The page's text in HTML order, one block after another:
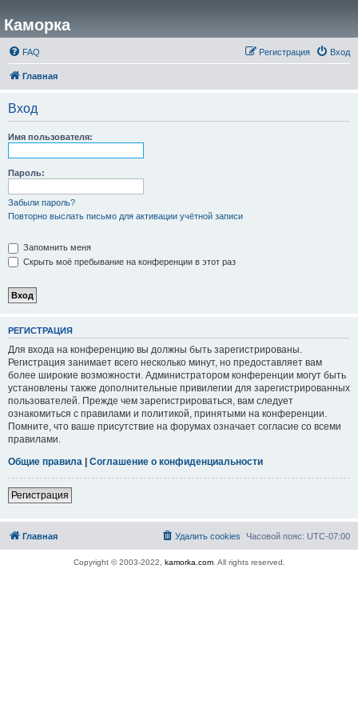
Каморка
FAQ Вход
Регистрация
Главная
Вход
Имя пользователя:
Пароль:
Забыли пароль?
Повторно выслать письмо для активации учётной записи
Запомнить меня
Скрыть моё пребывание на конференции в этот раз
РЕГИСТРАЦИЯ
Для входа на конференцию вы должны быть зарегистрированы.
Регистрация занимает всего несколько минут, но предоставляет вам
более широкие возможности. Администратором конференции могут быть
установлены также дополнительные привилегии для зарегистрированных
пользователей. Прежде чем зарегистрироваться, вам следует
ознакомиться с правилами и политикой, принятыми на конференции.
Помните, что ваше присутствие на форумах означает согласие со всеми
правилами.
Общие правила | Соглашение о конфиденциальности
Регистрация
Главная Часовой пояс: UTC-07:00
Удалить cookies
Copyright © 2003-2022, kamorka.com. All rights reserved.